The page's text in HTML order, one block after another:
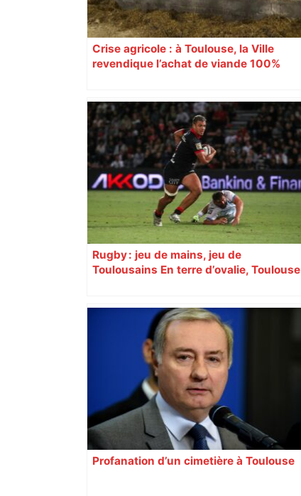
Crise agricole : à Toulouse, la Ville
revendique l’achat de viande 100%
Rugby : jeu de mains, jeu de
Toulousains En terre d’ovalie, Toulouse
revendiquant surtout son art du jeu en
mouvement, vif et spectaculaire.
Décryptage. Série (4 / 10)
Profanation d’un cimetière à Toulouse